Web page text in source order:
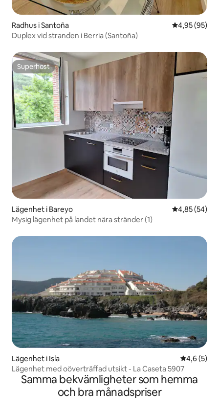
Radhus i Santoña 4,95 av 5 i
4,95 (95)
Duplex vid stranden i Berria (Santoña)
Superhost
Superhost
Lägenhet i Bareyo 4,85 av 5 i
4,85 (54)
Mysig lägenhet på landet nära stränder (1)
Lägenhet i Isla 4,6 av 5 i
4,6 (5)
Lägenhet med oöverträffad utsikt - La Caseta 5907
Samma bekvämligheter som hemma
och bra månadspriser